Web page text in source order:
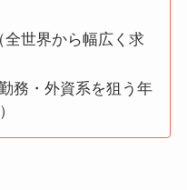
全世界から幅広く求
勤務・外資系を狙う年